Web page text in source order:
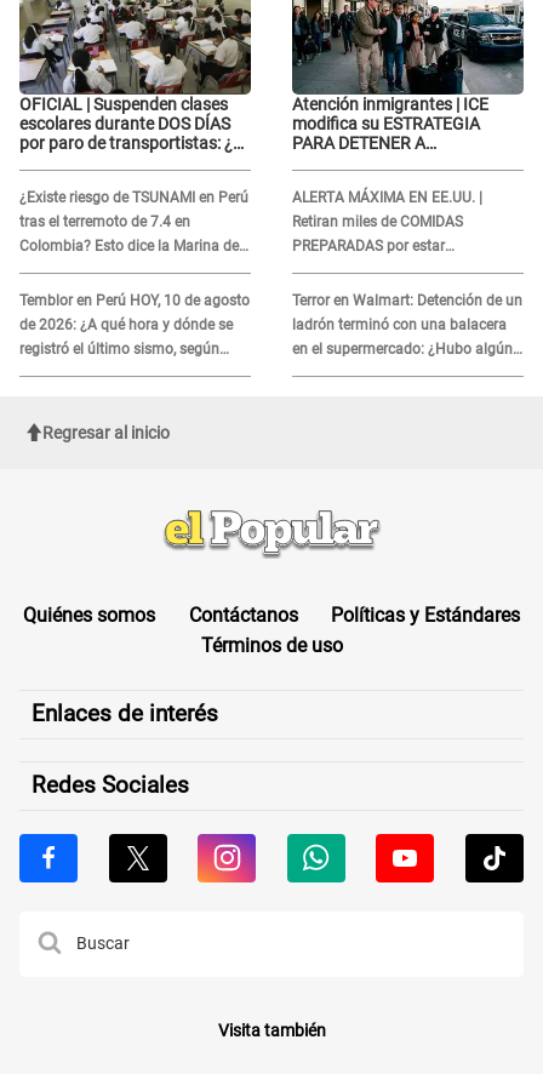
OFICIAL | Suspenden clases
escolares durante DOS DÍAS
por paro de transportistas: ¿en
¿Existe riesgo de TSUNAMI en Perú
tras el terremoto de 7.4 en
Colombia? Esto dice la Marina de
Guerra
Temblor en Perú HOY, 10 de agosto
de 2026: ¿A qué hora y dónde se
registró el último sismo, según
IGP?
Atención inmigrantes | ICE
modifica su ESTRATEGIA
PARA DETENER A
ALERTA MÁXIMA EN EE.UU. |
Retiran miles de COMIDAS
PREPARADAS por estar
contaminados CON METALES:
¿Cuáles son?
Terror en Walmart: Detención de un
ladrón terminó con una balacera
en el supermercado: ¿Hubo algún
herido?
Regresar al inicio
Quiénes somos Contáctanos
Políticas y Estándares
Términos de uso
Enlaces de interés
Redes Sociales
Visita también